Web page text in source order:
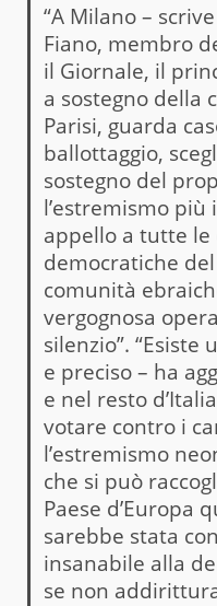
“A Milano –
Fiano, membro
il Giornale, il
a sostegno della
Parisi, guarda
ballottaggio,
sostegno del
l’estremismo
appello a tutte le
democratiche
comunità
vergognosa
silenzio”.
e preciso – ha
e nel resto
votare contro i
l’estremismo
che si può
Paese d’Europa
sarebbe stata
insanabile alla
se non